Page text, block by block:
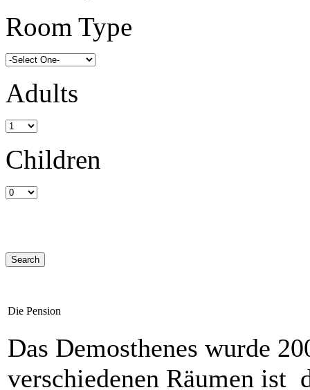
Room Type
Adults
Children
Die Pension
Das Demosthenes wurde
verschiedenen Räumen ist